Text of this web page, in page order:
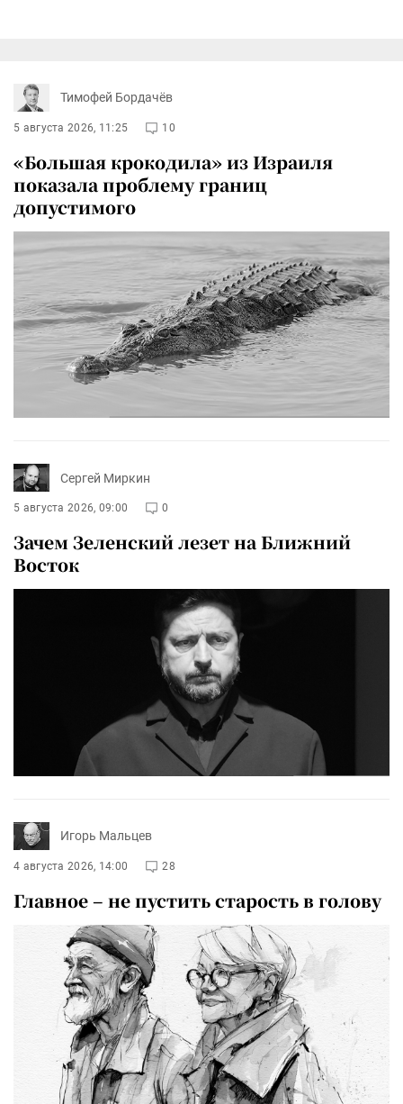
Тимофей Бордачёв
5 августа 2026, 11:25 10
«Большая крокодила» из Израиля
показала проблему границ
допустимого
Сергей Миркин
5 августа 2026, 09:00 0
Зачем Зеленский лезет на Ближний
Восток
Игорь Мальцев
4 августа 2026, 14:00 28
Главное – не пустить старость в голову